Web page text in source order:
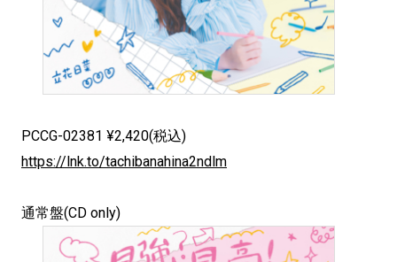
PCCG-02381 ¥2,420(税込)
https://lnk.to/tachibanahina2ndlm
通常盤(CD only)